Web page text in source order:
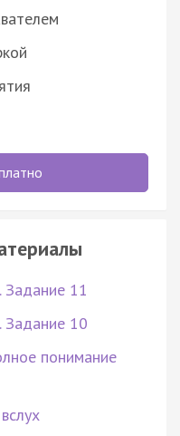
Задание 11
Задание 10
понимание